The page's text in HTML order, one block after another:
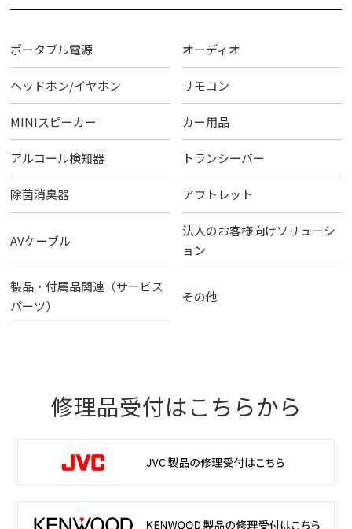
ポータブル電源 オーディオ
ヘッドホン/イヤホン リモコン
MINIスピーカー カー用品
アルコール検知器 トランシーバー
除菌消臭器 アウトレット
AVケーブル
法人のお客様向けソリューシ
ョン
製品・付属品関連（サービス
パーツ）
その他
修理品受付はこちらから